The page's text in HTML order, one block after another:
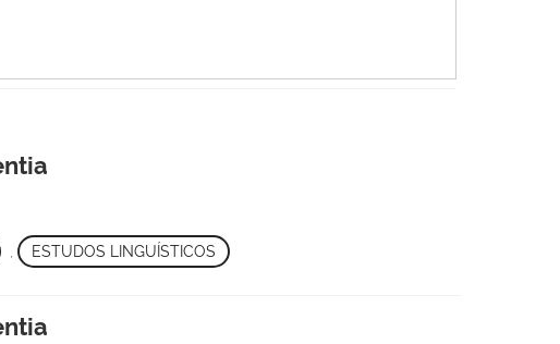
, ESTUDOS LINGUÍSTICOS